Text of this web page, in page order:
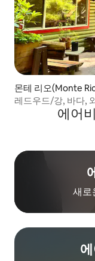
몬테 리오(Monte
레드우드/강, 바다,
에어
새로